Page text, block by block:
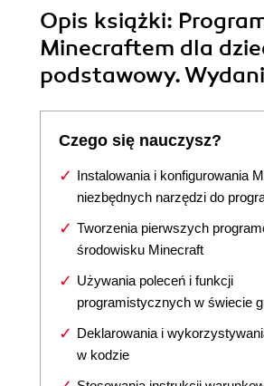
Opis książki:
Minecraftem dla
podstawowy.
Czego się nauczysz?
Instalowania i konfigurowania
niezbędnych narzędzi do
Tworzenia pierwszych
środowisku Minecraft
Używania poleceń i funkcji
programistycznych w świecie
Deklarowania i
w kodzie